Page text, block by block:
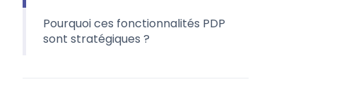
Pourquoi ces fonctionnalités PDP
sont stratégiques ?